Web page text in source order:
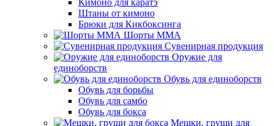
Кимоно для каратэ
Штаны от кимоно
Брюки для Кикбоксинга
Шорты ММА
Сувенирная продукция
Оружие для
единоборств
Обувь для единоборств
Обувь для борьбы
Обувь для самбо
Обувь для бокса
Мешки, груши для